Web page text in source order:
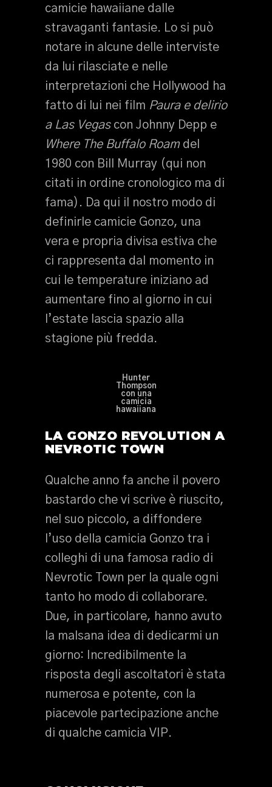
camicie hawaiiane dalle
stravaganti fantasie. Lo si può
notare in alcune delle interviste
da lui rilasciate e nelle
interpretazioni che Hollywood ha
fatto di lui nei film Paura e delirio
a Las Vegascon Johnny Depp e
Where The Buffalo Roam del
1980 con Bill Murray (qui non
citati in ordine cronologico ma di
fama). Da qui il nostro modo di
definirle camicie Gonzo, una
vera e propria divisa estiva che
ci rappresenta dal momento in
cui le temperature iniziano ad
aumentare fino al giorno in cui
l’estate lascia spazio alla
stagione più fredda.
Hunter
Thompson
con una
camicia
hawaiiana
LA GONZO REVOLUTION A
NEVROTIC TOWN
Qualche anno fa anche il povero
bastardo che vi scrive è riuscito,
nel suo piccolo, a diffondere
l’uso della camicia Gonzo tra i
colleghi di una famosa radio di
Nevrotic Town per la quale ogni
tanto ho modo di collaborare.
Due, in particolare, hanno avuto
la malsana idea di dedicarmi un
giorno: Incredibilmente la
risposta degli ascoltatori è stata
numerosa e potente, con la
piacevole partecipazione anche
di qualche camicia VIP.